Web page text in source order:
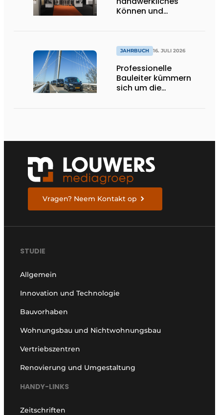
Können und
JAHRBUCH 16. JULI 2026
Professionelle
Bauleiter kümmern
sich um die
Vragen? Neem Kontakt op
STUDIE
Allgemein
Innovation und Technologie
Bauvorhaben
Wohnungsbau und Nichtwohnungsbau
Vertriebszentren
Renovierung und Umgestaltung
HANDY-LINKS
Zeitschriften